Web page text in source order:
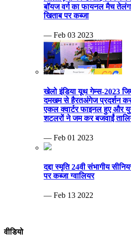
बॉयज वर्ग का फायनल मैच
खिताब पर कब्जा
— Feb 03 2023
खेलो इंडिया यूथ गेम्स-2023
दमखम से हैरतअंगेज प्रदर्शन कर
एकल क्वार्टर फाइनल हुए और
शटलरों ने जम कर बजवाईं
— Feb 01 2023
दद्दा स्मृति 24वी संभागीय
पर कब्जा ग्वालियर
— Feb 13 2022
वीडियो